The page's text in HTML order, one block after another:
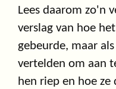
Lees daarom zo'n
verslag van hoe
gebeurde, maar
vertelden om aan
hen riep en hoe